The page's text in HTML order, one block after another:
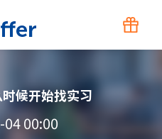
候开始找实习
00:00